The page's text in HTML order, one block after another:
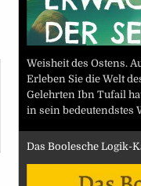
Weisheit des Ostens.
Erleben Sie die Welt
Gelehrten Ibn Tufail
in sein bedeutendstes
Das Boolesche Logik-